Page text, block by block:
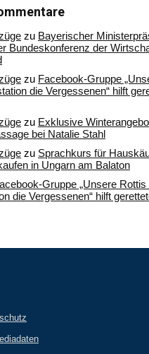
zu Bayerischer
Bundeskonferenz der
zu Facebook-Gruppe
die Vergessenen“ hilft
zu Exklusive
bei Natalie Stahl
zu Sprachkurs für
in Ungarn am Balaton
Gruppe „Unsere
die Vergessenen“ hilft